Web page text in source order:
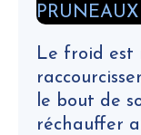
Le froid est
le bout de
réchauffer